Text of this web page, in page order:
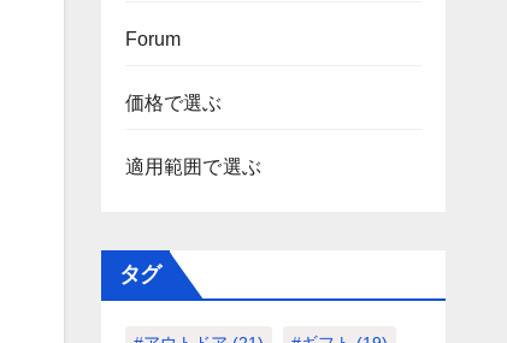
Forum
価格で選ぶ
適用範囲で選ぶ
タグ